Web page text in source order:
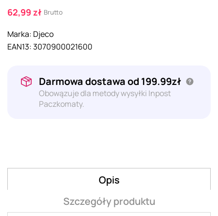
62,99 zł Brutto
Marka: Djeco
EAN13:3070900021600
Darmowa dostawa od 199.99zł
Obowązuje dla metody wysyłki Inpost
Paczkomaty.
Opis
Szczegóły produktu